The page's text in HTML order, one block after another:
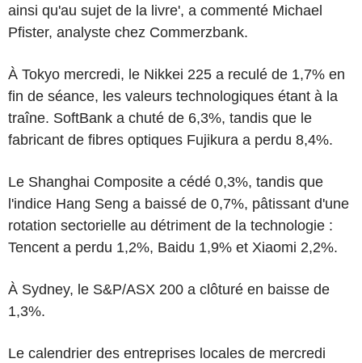
ainsi qu'au sujet de la livre', a commenté Michael
Pfister, analyste chez Commerzbank.
À Tokyo mercredi, le Nikkei 225 a reculé de 1,7% en
fin de séance, les valeurs technologiques étant à la
traîne. SoftBank a chuté de 6,3%, tandis que le
fabricant de fibres optiques Fujikura a perdu 8,4%.
Le Shanghai Composite a cédé 0,3%, tandis que
l'indice Hang Seng a baissé de 0,7%, pâtissant d'une
rotation sectorielle au détriment de la technologie :
Tencent a perdu 1,2%, Baidu 1,9% et Xiaomi 2,2%.
À Sydney, le S&P/ASX 200 a clôturé en baisse de
1,3%.
Le calendrier des entreprises locales de mercredi